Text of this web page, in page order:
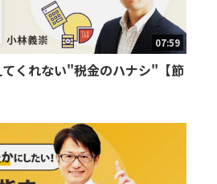
07:59
くれない"税金のハナシ"【節